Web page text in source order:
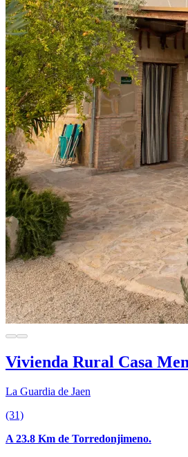
Vivienda Rural Casa
La Guardia de Jaen
(31)
A 23.8 Km de Torredonjimeno.